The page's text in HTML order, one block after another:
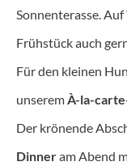
Sonnenterasse.
Frühstück auch
Für den kleinen
unseremÀ-la-
Der krönende
Dinneram Abend